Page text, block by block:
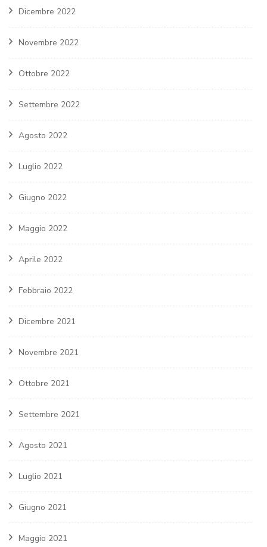
Dicembre 2022
Novembre 2022
Ottobre 2022
Settembre 2022
Agosto 2022
Luglio 2022
Giugno 2022
Maggio 2022
Aprile 2022
Febbraio 2022
Dicembre 2021
Novembre 2021
Ottobre 2021
Settembre 2021
Agosto 2021
Luglio 2021
Giugno 2021
Maggio 2021